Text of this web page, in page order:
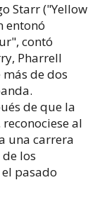
Starr ("Yellow
entonó
contó
Pharrell
de dos
de que la
al
una carrera
los
pasado